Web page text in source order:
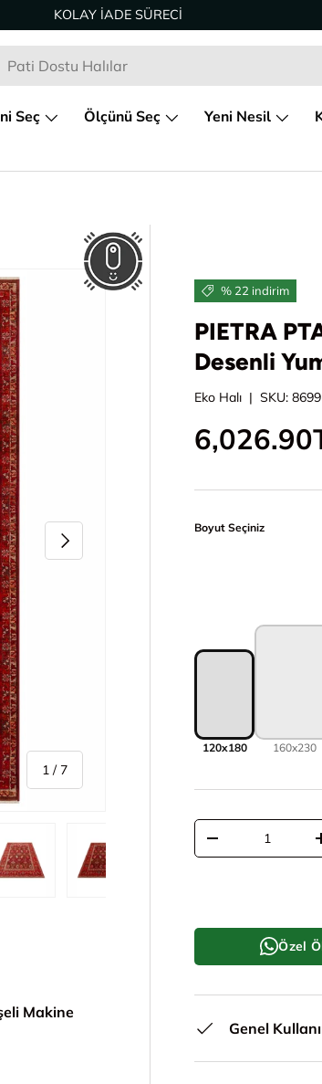
KOLAY İADE SÜRECİ
Seç Ölçünü Seç Yeni Nesil
1 / /7
Sonraki
% 22 indirim
PIETRA
Desenli
Eko Halı |SKU:
İndirimli
Boyut Seçiniz
120x180 160x230
Adet
Adeti azalt
Özel
Genel
Makine